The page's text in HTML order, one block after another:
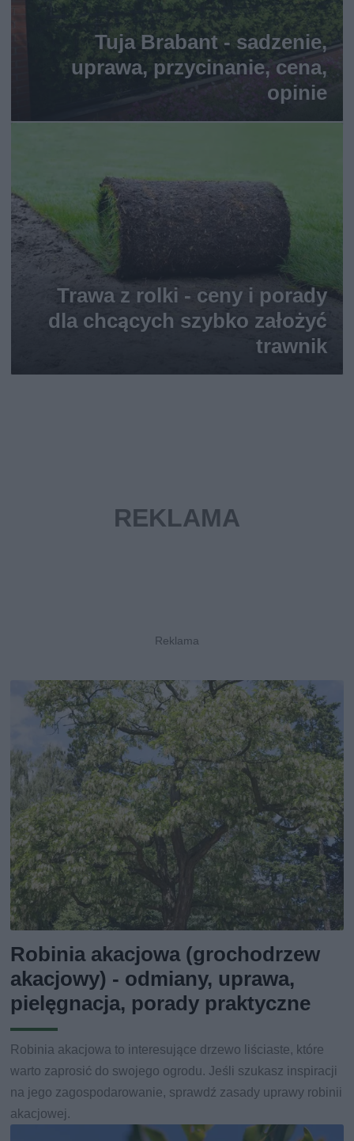
Tuja Brabant - sadzenie,
uprawa, przycinanie, cena,
opinie
Trawa z rolki - ceny i porady
dla chcących szybko założyć
trawnik
Robinia akacjowa (grochodrzew
akacjowy) - odmiany, uprawa,
pielęgnacja, porady praktyczne
Robinia akacjowa to interesujące drzewo liściaste, które
warto zaprosić do swojego ogrodu. Jeśli szukasz inspiracji
na jego zagospodarowanie, sprawdź zasady uprawy robinii
akacjowej.